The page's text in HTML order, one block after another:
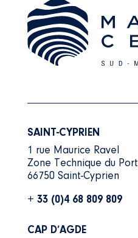
SAINT-CYPRIEN
1 rue Maurice Ravel
Zone Technique du Port
66750 Saint-Cyprien
+ 33 (0)4 68 809 809
CAP D’AGDE